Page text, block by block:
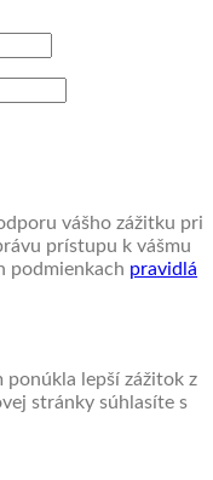
vášho zážitku pri
prístupu k vášmu
podmienkach pravidlá
ponúkla lepší zážitok z
stránky súhlasíte s